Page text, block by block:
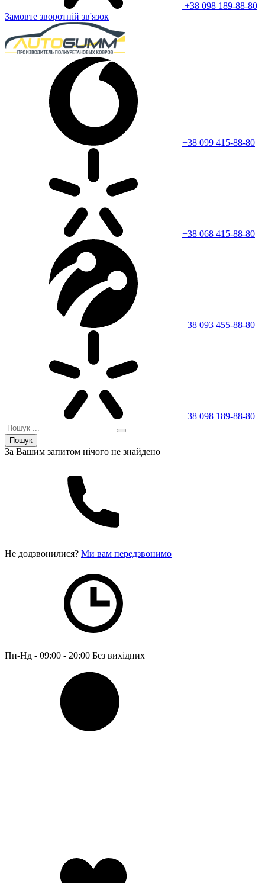
+38 098 189-88-80
Замовте зворотній зв'язок
+38 099 415-88-80
+38 068 415-88-80
+38 093 455-88-80
+38 098 189-88-80
Пошук
За Вашим запитом нічого не знайдено
Не додзвонилися? Ми вам передзвонимо
Пн-Нд - 09:00 - 20:00 Без вихідних